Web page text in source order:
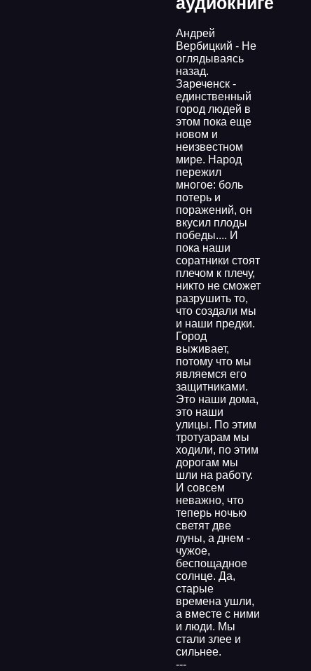
Андрей
Вербицкий - Не
оглядываясь
назад.
Зареченск -
единственный
город людей в
этом пока еще
новом и
неизвестном
мире. Народ
пережил
многое: боль
потерь и
поражений, он
вкусил плоды
победы.... И
пока наши
соратники стоят
плечом к плечу,
никто не сможет
разрушить то,
что создали мы
и наши предки.
Город
выживает,
потому что мы
являемся его
защитниками.
Это наши дома,
это наши
улицы. По этим
тротуарам мы
ходили, по этим
дорогам мы
шли на работу.
И совсем
неважно, что
теперь ночью
светят две
луны, а днем -
чужое,
беспощадное
солнце. Да,
старые
времена ушли,
а вместе с ними
и люди. Мы
стали злее и
сильнее.
---